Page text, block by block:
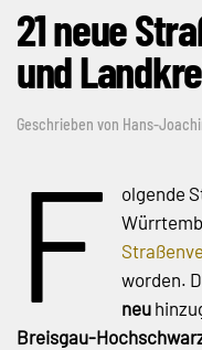
21 neue
und
Geschrieben von Hans-
F
olgende
worden.
neu
Breisgau-